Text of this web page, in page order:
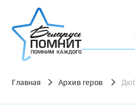
Главная Архив геров